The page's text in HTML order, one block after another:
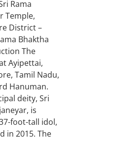
Rama
Temple,
District –
Bhaktha
The
Ayipettai,
Tamil Nadu,
Hanuman.
deity, Sri
is
foot-tall idol,
in 2015. The